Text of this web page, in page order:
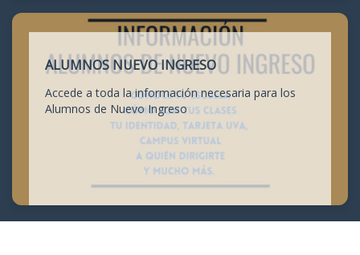
ALUMNOS NUEVO INGRESO
Accede a toda la información necesaria para los
Alumnos de Nuevo Ingreso